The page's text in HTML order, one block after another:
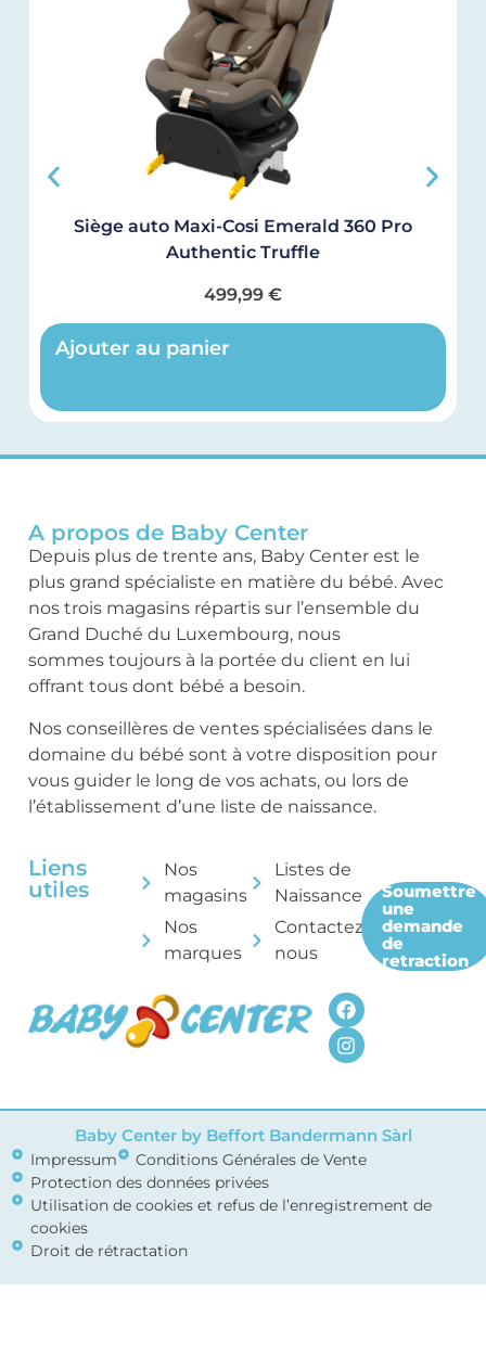
Siège auto Maxi-Cosi Emerald 360 Pro
Authentic Truffle
499,99 €
Ajouter au panier
A propos de Baby Center
Depuis plus de trente ans, Baby Center est le
plus grand spécialiste en matière du bébé. Avec
nos trois magasins répartis sur l’ensemble du
Grand Duché du Luxembourg, nous
sommes toujours à la portée du client en lui
offrant tous dont bébé a besoin.
Nos conseillères de ventes spécialisées dans le
domaine du bébé sont à votre disposition pour
vous guider le long de vos achats, ou lors de
l’établissement d’une liste de naissance.
Liens
utiles
Nos
magasins
Nos
marques
Listes de
Naissance
Contactez-
nous
Soumettre
une
demande
de
retraction
Baby Center by Beffort Bandermann Sàrl
Impressum
Conditions Générales de Vente
Protection des données privées
Utilisation de cookies et refus de l’enregistrement de
cookies
Droit de rétractation